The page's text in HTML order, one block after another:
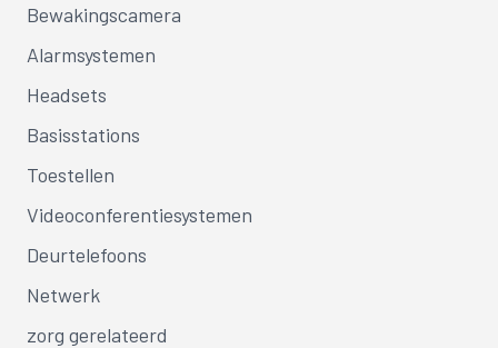
Bewakingscamera
Alarmsystemen
Headsets
Basisstations
Toestellen
Videoconferentiesystemen
Deurtelefoons
Netwerk
zorg gerelateerd